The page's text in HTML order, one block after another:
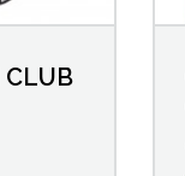
CLUB